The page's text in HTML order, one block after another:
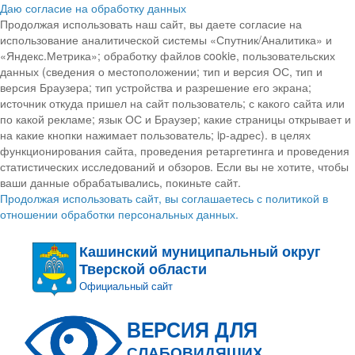
Даю согласие на обработку данных
Продолжая использовать наш сайт, вы даете согласие на
использование аналитической системы «Спутник/Аналитика» и
«Яндекс.Метрика»; обработку файлов cookie, пользовательских
данных (сведения о местоположении; тип и версия ОС, тип и
версия Браузера; тип устройства и разрешение его экрана;
источник откуда пришел на сайт пользователь; с какого сайта или
по какой рекламе; язык ОС и Браузер; какие страницы открывает и
на какие кнопки нажимает пользователь; ip-адрес). в целях
функционирования сайта, проведения ретаргетинга и проведения
статистических исследований и обзоров. Если вы не хотите, чтобы
ваши данные обрабатывались, покиньте сайт.
Продолжая использовать сайт, вы соглашаетесь с политикой в
отношении обработки персональных данных.